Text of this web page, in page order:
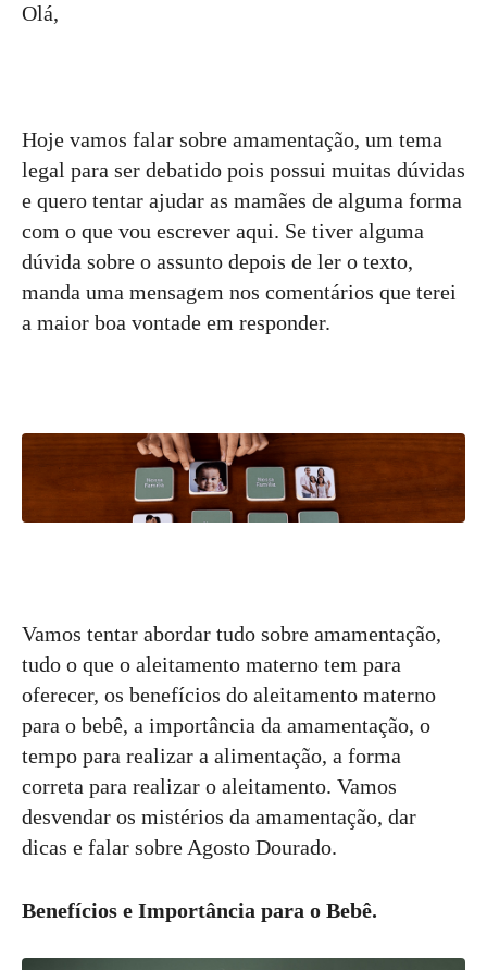
Olá,
Hoje vamos falar sobre amamentação, um tema
legal para ser debatido pois possui muitas dúvidas
e quero tentar ajudar as mamães de alguma forma
com o que vou escrever aqui. Se tiver alguma
dúvida sobre o assunto depois de ler o texto,
manda uma mensagem nos comentários que terei
a maior boa vontade em responder.
Vamos tentar abordar tudo sobre amamentação,
tudo o que o aleitamento materno tem para
oferecer, os benefícios do aleitamento materno
para o bebê, a importância da amamentação, o
tempo para realizar a alimentação, a forma
correta para realizar o aleitamento. Vamos
desvendar os mistérios da amamentação, dar
dicas e falar sobre Agosto Dourado.
Benefícios e Importância para o Bebê.